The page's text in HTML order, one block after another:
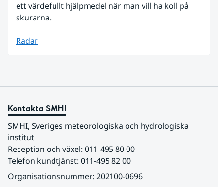
ett värdefullt hjälpmedel när man vill ha koll på
skurarna.
Radar
Kontakta SMHI
SMHI, Sveriges meteorologiska och hydrologiska
institut
Reception och växel: 011-495 80 00
Telefon kundtjänst: 011-495 82 00
Organisationsnummer: 202100-0696